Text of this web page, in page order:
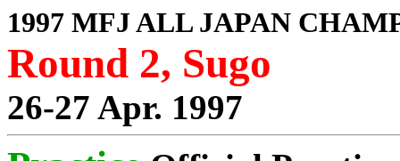
1997 MFJ ALL JAPAN
Round 2, Sugo
26-27 Apr. 1997